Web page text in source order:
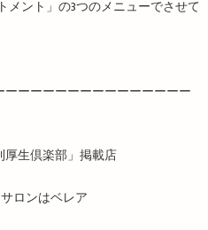
メント」の3つのメニューでさせて
ーーーーーーーーーーーーーー
生倶楽部」掲載店
ロンはベレア